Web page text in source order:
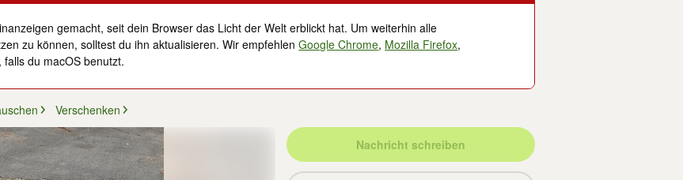
gemacht, seit dein Browser das Licht der Welt erblickt hat. Um weiterhin alle
zu können, solltest du ihn aktualisieren. Wir empfehlenGoogle Chrome, Mozilla Firefox,
, falls du macOS benutzt.
Verschenken
Nachricht schreiben